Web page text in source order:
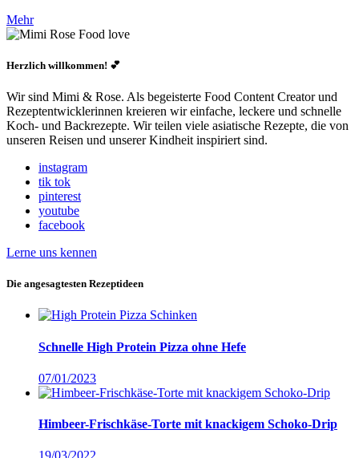
Mehr
Herzlich willkommen! 💕
Wir sind Mimi & Rose. Als begeisterte Food Content Creator und
Rezeptentwicklerinnen kreieren wir einfache, leckere und schnelle
Koch- und Backrezepte. Wir teilen viele asiatische Rezepte, die von
unseren Reisen und unserer Kindheit inspiriert sind.
instagram
tik tok
pinterest
youtube
facebook
Lerne uns kennen
Die angesagtesten Rezeptideen
Schnelle High Protein Pizza ohne Hefe
07/01/2023
Himbeer-Frischkäse-Torte mit knackigem Schoko-Drip